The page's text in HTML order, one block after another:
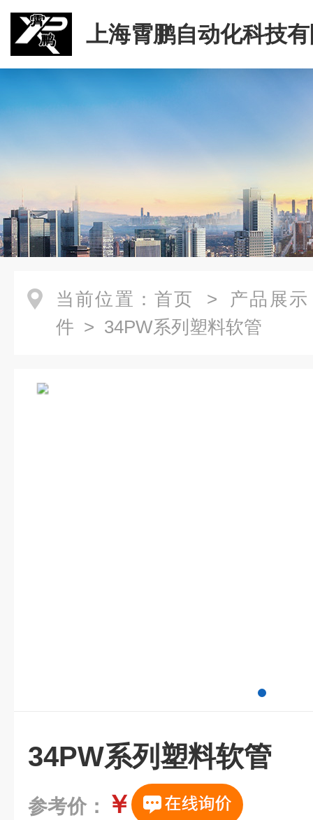
上海霄鹏自动化科技
当前位置： 首页 > 产品展示
件 > 34PW系列塑料软管
34PW系列塑料软管
参考价： ￥